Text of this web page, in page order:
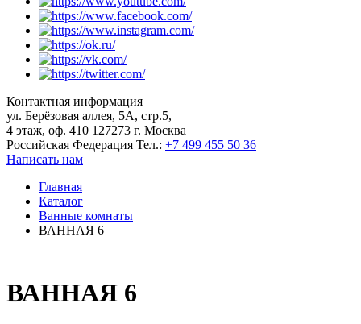
Контактная информация
ул. Берёзовая аллея, 5А, стр.5,
4 этаж, оф. 410 127273 г. Москва
Российская Федерация Тел.: +7 499 455 50 36
Написать нам
Главная
Каталог
Ванные комнаты
ВАННАЯ 6
ВАННАЯ 6